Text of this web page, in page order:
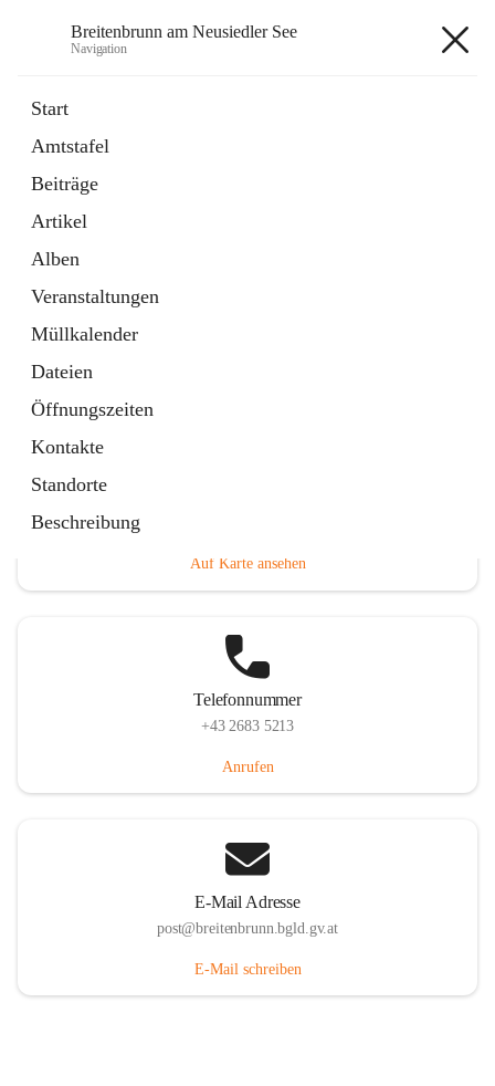
Breitenbrunn am Neusiedler See
Navigation
Start
Amtstafel
Beiträge
Artikel
Alben
Veranstaltungen
Müllkalender
Dateien
Öffnungszeiten
Kontakte
Standorte
Beschreibung
18 Schnellzugriffe
Gemeindeservice
Auf Karte ansehen
Telefonnummer
+43 2683 5213
Anrufen
E-Mail Adresse
post@breitenbrunn.bgld.gv.at
E-Mail schreiben